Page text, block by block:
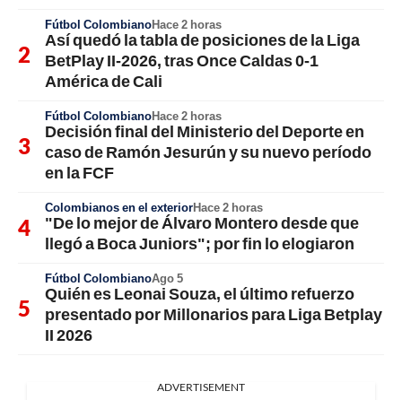
Fútbol ColombianoHace 2 horas
Así quedó la tabla de posiciones de la Liga
BetPlay II-2026, tras Once Caldas 0-1
América de Cali
Fútbol ColombianoHace 2 horas
Decisión final del Ministerio del Deporte en
caso de Ramón Jesurún y su nuevo período
en la FCF
Colombianos en el exteriorHace 2 horas
"De lo mejor de Álvaro Montero desde que
llegó a Boca Juniors"; por fin lo elogiaron
Fútbol ColombianoAgo 5
Quién es Leonai Souza, el último refuerzo
presentado por Millonarios para Liga Betplay
II 2026
ADVERTISEMENT